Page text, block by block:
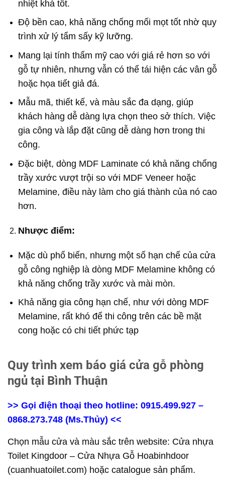
nhiệt khá tốt.
Độ bền cao, khả năng chống mối mọt tốt nhờ quy
trình xử lý tẩm sấy kỹ lưỡng.
Mang lại tính thẩm mỹ cao với giá rẻ hơn so với
gỗ tự nhiên, nhưng vẫn có thể tái hiện các vân gỗ
hoặc họa tiết giả đá.
Mẫu mã, thiết kế, và màu sắc đa dạng, giúp
khách hàng dễ dàng lựa chọn theo sở thích. Việc
gia công và lắp đặt cũng dễ dàng hơn trong thi
công.
Đặc biệt, dòng MDF Laminate có khả năng chống
trầy xước vượt trội so với MDF Veneer hoặc
Melamine, điều này làm cho giá thành của nó cao
hơn.
Nhược điểm:
Mặc dù phổ biến, nhưng một số hạn chế của cửa
gỗ công nghiệp là dòng MDF Melamine không có
khả năng chống trầy xước và mài mòn.
Khả năng gia công hạn chế, như với dòng MDF
Melamine, rất khó để thi công trên các bề mặt
cong hoặc có chi tiết phức tạp
Quy trình xem báo giá cửa gỗ phòng
ngủ tại Bình Thuận
>> Gọi điện thoại theo hotline: 0915.499.927 –
0868.273.748 (Ms.Thủy) <<
Chọn mẫu cửa và màu sắc trên website: Cửa nhựa
Toilet Kingdoor – Cửa Nhựa Gỗ Hoabinhdoor
(cuanhuatoilet.com) hoặc catalogue sản phẩm.